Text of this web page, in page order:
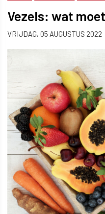
Vezels: wat
VRIJDAG, 05 AUGUSTUS 2022